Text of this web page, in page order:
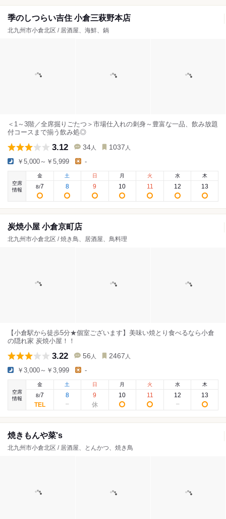
季のしつらい吉住 小倉三萩野本店
北九州市小倉北区 / 居酒屋、海鮮、鍋
＜1～3階／全席掘りごたつ＞市場仕入れの刺身～豊富な一品、飲み放題
付コースまで揃う飲み処◎
3.12 34 人 1037 人
￥5,000～￥5,999 -
空席
情報
金
8/7
土
8
日
9
月
10
火
11
水
12
木
13
炭焼小屋 小倉京町店
北九州市小倉北区 / 焼き鳥、居酒屋、鳥料理
【小倉駅から徒歩5分★個室ございます】美味い焼とり食べるなら小倉
の隠れ家 炭焼小屋！！
3.22 56 人 2467 人
￥3,000～￥3,999 -
空席
情報
金
8/7
土
8
日
9
月
10
火
11
水
12
木
13
焼きもんや菜's
北九州市小倉北区 / 居酒屋、とんかつ、焼き鳥